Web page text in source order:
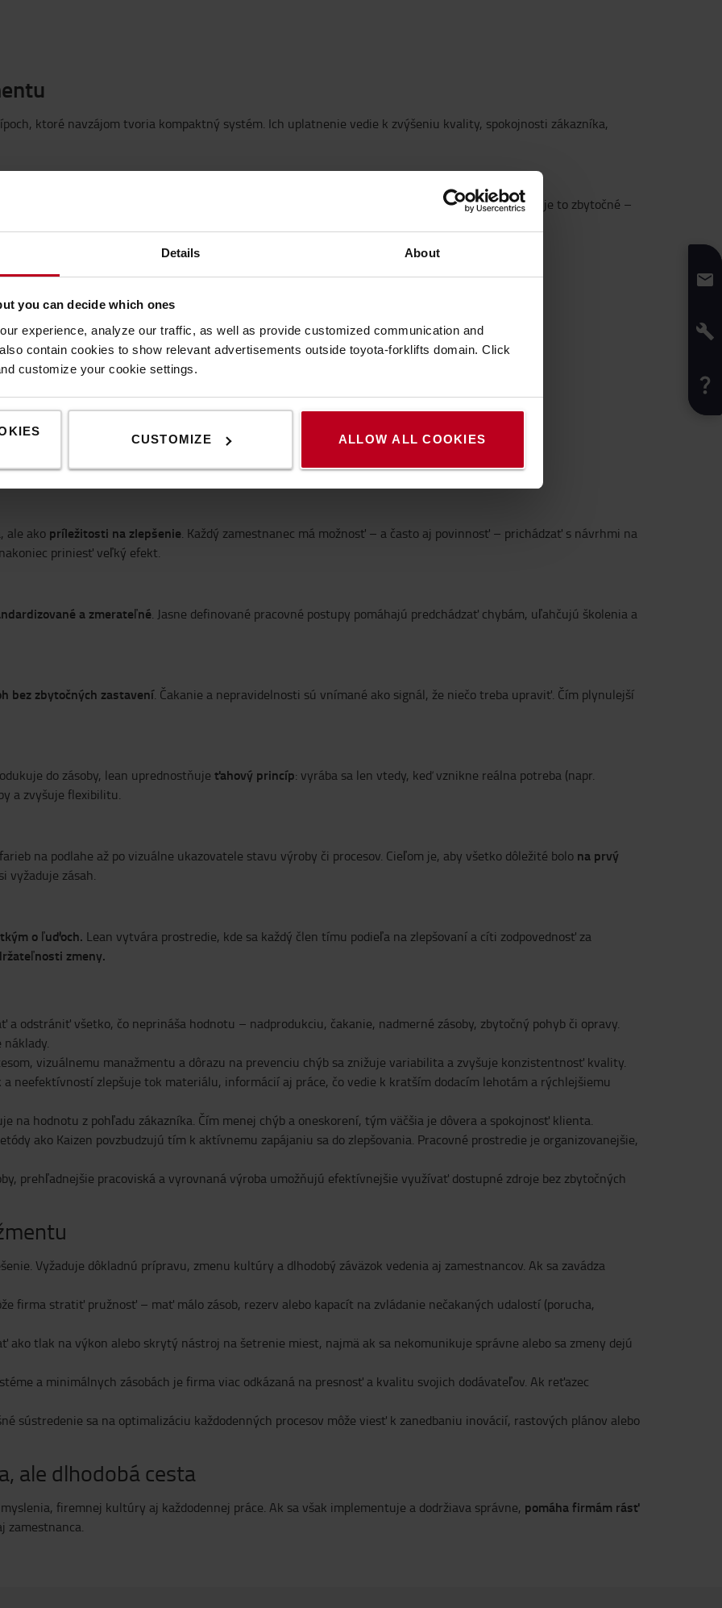
Details About
you can decide which ones
experience, analyze our traffic, as well as provide customized communication and
contain cookies to show relevant advertisements outside toyota-forklifts domain. Click
customize your cookie settings.
CUSTOMIZE ALLOW ALL COOKIES
ktoré navzájom tvoria kompaktný systém. Ich uplatnenie vedie k zvýšeniu kvality, spokojnosti zákazníka,
Ak niečo nepridáva hodnotu z pohľadu koncového používateľa, je to zbytočné –
míňa čas, energiu alebo peniaze.
ale ako príležitosti na zlepšenie. Každý zamestnanec má možnosť – a často aj povinnosť – prichádzať s návrhmi na
priniesť veľký efekt.
a zmerateľné. Jasne definované pracovné postupy pomáhajú predchádzať chybám, uľahčujú školenia a
bez zbytočných zastavení. Čakanie a nepravidelnosti sú vnímané ako signál, že niečo treba upraviť. Čím plynulejší
do zásoby, lean uprednostňuje ťahový princíp: vyrába sa len vtedy, keď vznikne reálna potreba (napr.
a zvyšuje flexibilitu.
na podlahe až po vizuálne ukazovatele stavu výroby či procesov. Cieľom je, aby všetko dôležité bolo na prvý
vyžaduje zásah.
o ľuďoch. Lean vytvára prostredie, kde sa každý člen tímu podieľa na zlepšovaní a cíti zodpovednosť za
zmeny.
a odstrániť všetko, čo neprináša hodnotu – nadprodukciu, čakanie, nadmerné zásoby, zbytočný pohyb či opravy.
vizuálnemu manažmentu a dôrazu na prevenciu chýb sa znižuje variabilita a zvyšuje konzistentnosť kvality.
a neefektívností zlepšuje tok materiálu, informácií aj práce, čo vedie k kratším dodacím lehotám a rýchlejšiemu
na hodnotu z pohľadu zákazníka. Čím menej chýb a oneskorení, tým väčšia je dôvera a spokojnosť klienta.
ako Kaizen povzbudzujú tím k aktívnemu zapájaniu sa do zlepšovania. Pracovné prostredie je organizovanejšie,
prehľadnejšie pracoviská a vyrovnaná výroba umožňujú efektívnejšie využívať dostupné zdroje bez zbytočných
Vyžaduje dôkladnú prípravu, zmenu kultúry a dlhodobý záväzok vedenia aj zamestnancov. Ak sa zavádza
firma stratiť pružnosť – mať málo zásob, rezerv alebo kapacít na zvládanie nečakaných udalostí (porucha,
ako tlak na výkon alebo skrytý nástroj na šetrenie miest, najmä ak sa nekomunikuje správne alebo sa zmeny dejú
a minimálnych zásobách je firma viac odkázaná na presnosť a kvalitu svojich dodávateľov. Ak reťazec
sústredenie sa na optimalizáciu každodenných procesov môže viesť k zanedbaniu inovácií, rastových plánov alebo
ale dlhodobá cesta
firemnej kultúry aj každodennej práce. Ak sa však implementuje a dodržiava správne, pomáha firmám rásť
zamestnanca.